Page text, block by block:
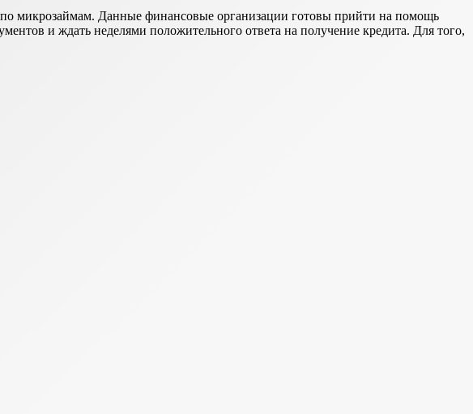
микрозаймам. Данные финансовые организации готовы прийти на помощь
и ждать неделями положительного ответа на получение кредита. Для того,